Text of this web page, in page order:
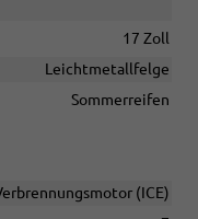
17 Zoll
Leichtmetallfelge
Sommerreifen
(ICE)